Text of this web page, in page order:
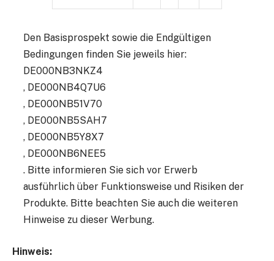
Den Basisprospekt sowie die Endgültigen
Bedingungen finden Sie jeweils hier:
DE000NB3NKZ4
, DE000NB4Q7U6
, DE000NB51V70
, DE000NB5SAH7
, DE000NB5Y8X7
, DE000NB6NEE5
. Bitte informieren Sie sich vor Erwerb
ausführlich über Funktionsweise und Risiken der
Produkte. Bitte beachten Sie auch die weiteren
Hinweise zu dieser Werbung.
Hinweis: